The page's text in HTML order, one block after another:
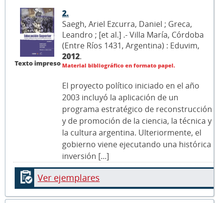
Texto impreso
2.
Saegh, Ariel Ezcurra, Daniel ; Greca,
Leandro ; [et al.] .- Villa María, Córdoba
(Entre Ríos 1431, Argentina) : Eduvim,
2012.
Material bibliográfico en formato papel.
El proyecto político iniciado en el año
2003 incluyó la aplicación de un
programa estratégico de reconstrucción
y de promoción de la ciencia, la técnica y
la cultura argentina. Ulteriormente, el
gobierno viene ejecutando una histórica
inversión [...]
Ver ejemplares